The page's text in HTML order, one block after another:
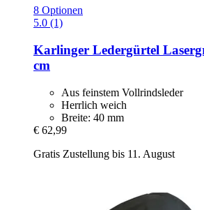
8 Optionen
5.0 (1)
Karlinger Ledergürtel
cm
Aus feinstem Vollrindsleder
Herrlich weich
Breite: 40 mm
€ 62,99
Gratis Zustellung bis 11. August